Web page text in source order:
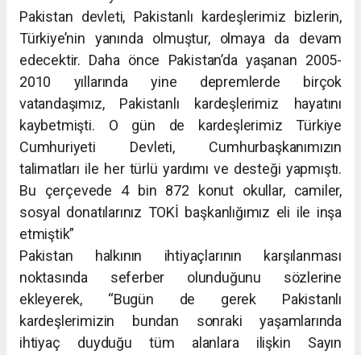
Pakistan devleti, Pakistanlı kardeşlerimiz bizlerin,
Türkiye’nin yanında olmuştur, olmaya da devam
edecektir. Daha önce Pakistan’da yaşanan 2005-
2010 yıllarında yine depremlerde birçok
vatandaşımız, Pakistanlı kardeşlerimiz hayatını
kaybetmişti. O gün de kardeşlerimiz Türkiye
Cumhuriyeti Devleti, Cumhurbaşkanımızın
talimatları ile her türlü yardımı ve desteği yapmıştı.
Bu çerçevede 4 bin 872 konut okullar, camiler,
sosyal donatılarınız TOKİ başkanlığımız eli ile inşa
etmiştik”
Pakistan halkının ihtiyaçlarının karşılanması
noktasında seferber olunduğunu sözlerine
ekleyerek, “Bugün de gerek Pakistanlı
kardeşlerimizin bundan sonraki yaşamlarında
ihtiyaç duyduğu tüm alanlara ilişkin Sayın